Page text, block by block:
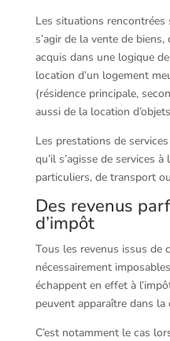
Les situations
s’agir de la vente de
acquis dans une logique
location d’un logement
(résidence principale,
aussi de la location
Les prestations de
qu’il s’agisse de services
particuliers, de transport
Des revenus
d’impôt
Tous les revenus issus de
nécessairement
échappent en effet à
peuvent apparaître dans
C’est notamment le cas